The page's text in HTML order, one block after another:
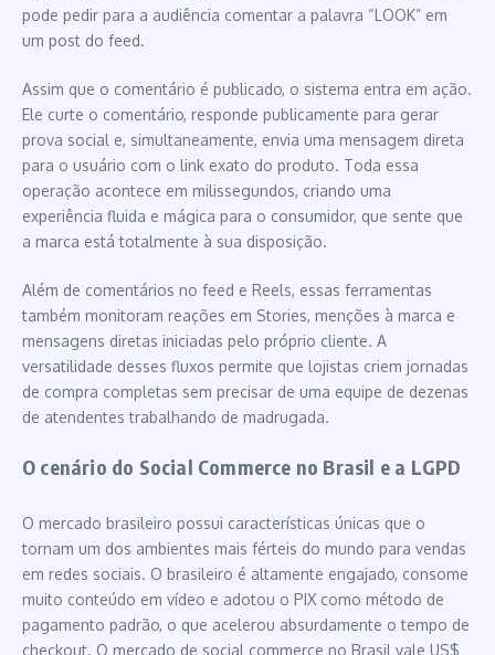
pode pedir para a audiência comentar a palavra “LOOK” em
um post do feed.
Assim que o comentário é publicado, o sistema entra em ação.
Ele curte o comentário, responde publicamente para gerar
prova social e, simultaneamente, envia uma mensagem direta
para o usuário com o link exato do produto. Toda essa
operação acontece em milissegundos, criando uma
experiência fluida e mágica para o consumidor, que sente que
a marca está totalmente à sua disposição.
Além de comentários no feed e Reels, essas ferramentas
também monitoram reações em Stories, menções à marca e
mensagens diretas iniciadas pelo próprio cliente. A
versatilidade desses fluxos permite que lojistas criem jornadas
de compra completas sem precisar de uma equipe de dezenas
de atendentes trabalhando de madrugada.
O cenário do Social Commerce no Brasil e a LGPD
O mercado brasileiro possui características únicas que o
tornam um dos ambientes mais férteis do mundo para vendas
em redes sociais. O brasileiro é altamente engajado, consome
muito conteúdo em vídeo e adotou o PIX como método de
pagamento padrão, o que acelerou absurdamente o tempo de
checkout. O mercado de social commerce no Brasil vale US$